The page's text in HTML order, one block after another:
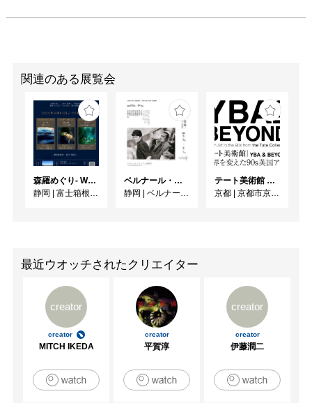
関連のある展覧会
森羅めぐり- Wandering in Shinra -
静岡 | 富士箱根カントリークラブ
ベルナール・ビュフェと写真 ーカメラがとらえたビュフェとその時代、そして21 世紀へ
静岡 | ベルナール・ビュフェ美術館
テート美術館 ― YBA & BEYOND 世界を変えた90s英国アート
京都 | 京都市京セラ美術館
最近ウオッチされたクリエイター
creator
creator
MITCH IKEDA
creator
平賀淳
creator
creator
伊藤潤二